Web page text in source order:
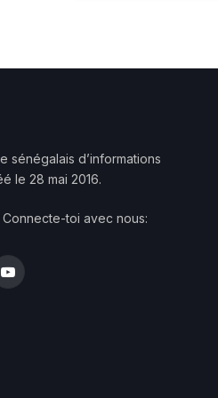
sénégalais d’informations
le 28 mai 2016.
toi avec nous:
YouTube